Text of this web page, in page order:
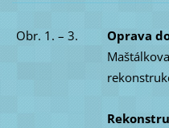
Obr. 1. – 3. Oprava